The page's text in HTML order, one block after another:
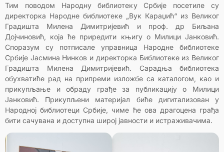
Тим поводом Народну библиотеку Србије посетиле су
директорка Народне библиотеке „Вук Караџић“ из Великог
Градишта Милена Димитријевић и проф. др Биљана
Дојчиновић, која ће приредити књигу о Милици Јанковић.
Споразум су потписале управница Народне библиотеке
Србије Јасмина Нинков и директорка Библиотеке из Великог
Градишта Милена Димитријевић. Сарадња библиотека
обухватиће рад на припреми изложбе са каталогом, као и
прикупљање и обраду грађе за публикацију о Милици
Јанковић. Прикупљени материјал биће дигитализован у
Народној библиотеци Србије, чиме ће ова драгоцена грађа
бити сачувана и доступна широј јавности и истраживачима.